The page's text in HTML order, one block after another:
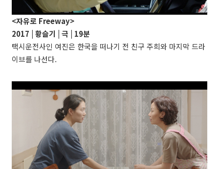
<자유로 Freeway>
2017 | 황슬기 | 극 | 19분
택시운전사인 여진은 한국을 떠나기 전 친구 주희와 마지막 드라
이브를 나선다.